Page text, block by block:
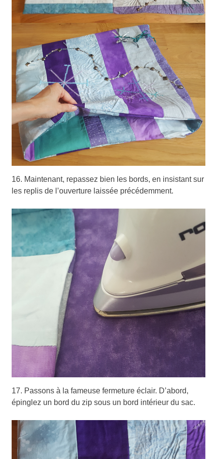
16. Maintenant, repassez bien les bords, en insistant sur
les replis de l’ouverture laissée précédemment.
17. Passons à la fameuse fermeture éclair. D’abord,
épinglez un bord du zip sous un bord intérieur du sac.